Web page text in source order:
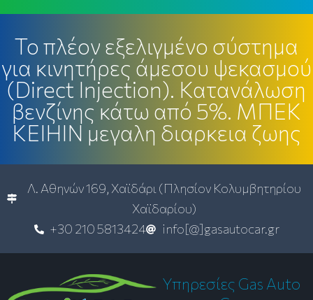
Το πλέον εξελιγμένο σύστημα
για κινητήρες άμεσου ψεκασμού
(Direct Injection). Κατανάλωση
βενζίνης κάτω από 5%. ΜΠΕΚ
ΚΕΙΗΙΝ μεγαλη διαρκεια ζωης
Λ. Αθηνών 169, Χαϊδάρι (Πλησίον Κολυμβητηρίου
Χαϊδαρίου)
+30 210 5813424
info[@]gasautocar.gr
Υπηρεσίες Gas Auto